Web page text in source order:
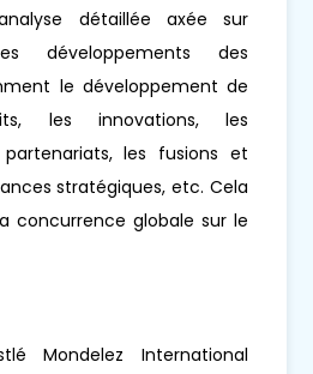
détaillée axée sur
développements des
le développement de
les innovations, les
les fusions et
stratégiques, etc. Cela
concurrence globale sur le
Mondelez International